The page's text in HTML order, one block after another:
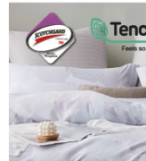
５．嚴禁一人註冊多個帳
恩沛科技股份有限公司將